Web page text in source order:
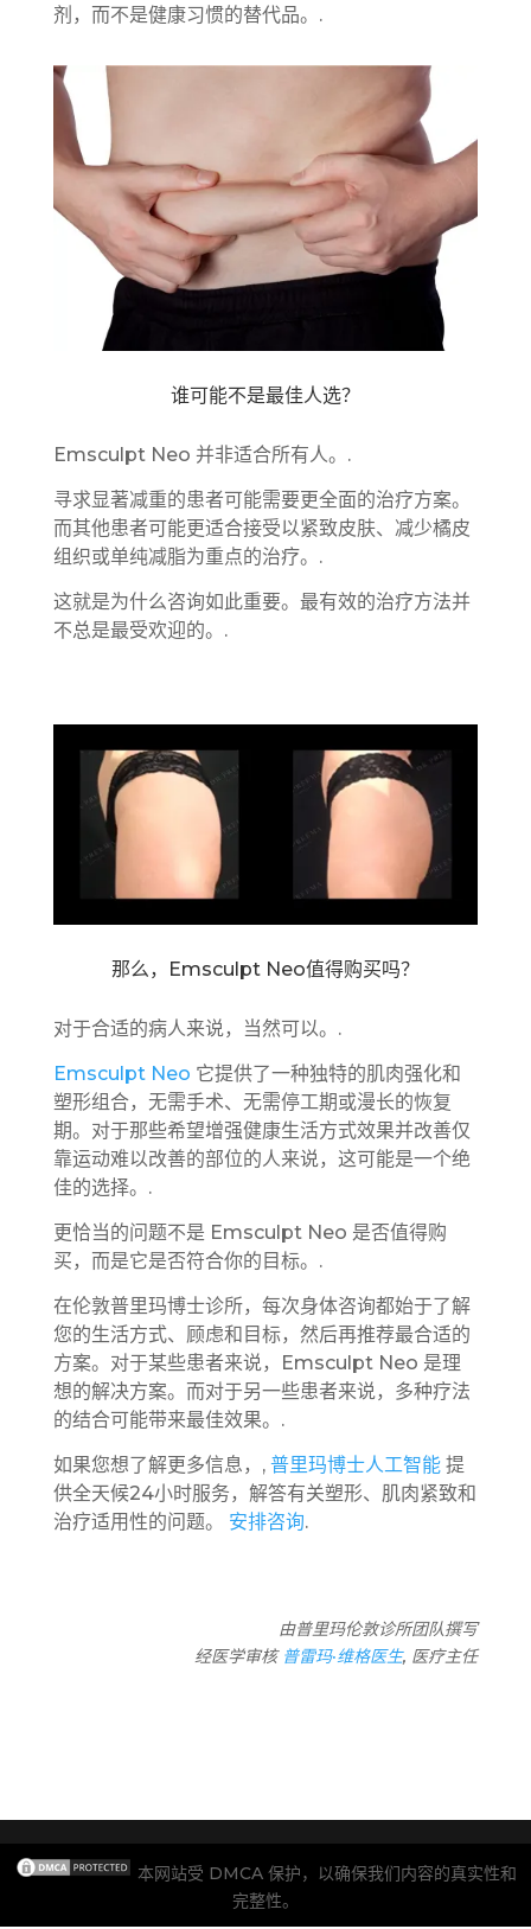
剂，而不是健康习惯的替代品。.
谁可能不是最佳人选？
Emsculpt Neo 并非适合所有人。.
寻求显著减重的患者可能需要更全面的治疗方案。
而其他患者可能更适合接受以紧致皮肤、减少橘皮
组织或单纯减脂为重点的治疗。.
这就是为什么咨询如此重要。最有效的治疗方法并
不总是最受欢迎的。.
那么，Emsculpt Neo值得购买吗？
对于合适的病人来说，当然可以。.
Emsculpt Neo 它提供了一种独特的肌肉强化和
塑形组合，无需手术、无需停工期或漫长的恢复
期。对于那些希望增强健康生活方式效果并改善仅
靠运动难以改善的部位的人来说，这可能是一个绝
佳的选择。.
更恰当的问题不是 Emsculpt Neo 是否值得购
买，而是它是否符合你的目标。.
在伦敦普里玛博士诊所，每次身体咨询都始于了解
您的生活方式、顾虑和目标，然后再推荐最合适的
方案。对于某些患者来说，Emsculpt Neo 是理
想的解决方案。而对于另一些患者来说，多种疗法
的结合可能带来最佳效果。.
如果您想了解更多信息，, 普里玛博士人工智能提
供全天候24小时服务，解答有关塑形、肌肉紧致和
治疗适用性的问题。 安排咨询.
由普里玛伦敦诊所团队撰写
经医学审核 普雷玛·维格医生, 医疗主任
本网站受 DMCA 保护，以确保我们内容的真实性和
完整性。